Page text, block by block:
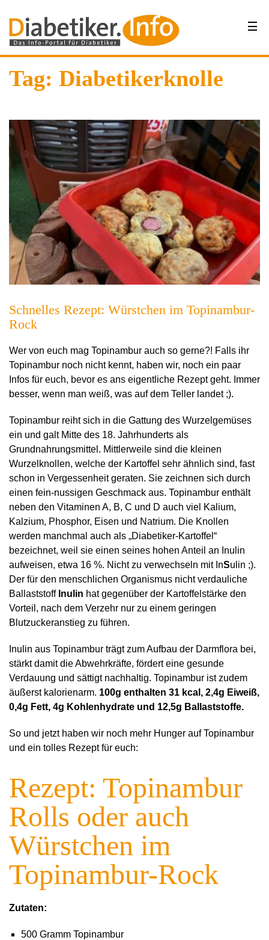
Tag: Diabetikerknolle
Schnelles Rezept: Würstchen im Topinambur-
Rock
Wer von euch mag Topinambur auch so gerne?! Falls ihr
Topinambur noch nicht kennt, haben wir, noch ein paar
Infos für euch, bevor es ans eigentliche Rezept geht. Immer
besser, wenn man weiß, was auf dem Teller landet ;).
Topinambur reiht sich in die Gattung des Wurzelgemüses
ein und galt Mitte des 18. Jahrhunderts als
Grundnahrungsmittel. Mittlerweile sind die kleinen
Wurzelknollen, welche der Kartoffel sehr ähnlich sind, fast
schon in Vergessenheit geraten. Sie zeichnen sich durch
einen fein-nussigen Geschmack aus. Topinambur enthält
neben den Vitaminen A, B, C und D auch viel Kalium,
Kalzium, Phosphor, Eisen und Natrium. Die Knollen
werden manchmal auch als „Diabetiker-Kartoffel“
bezeichnet, weil sie einen seines hohen Anteil an Inulin
aufweisen, etwa 16 %. Nicht zu verwechseln mit InSulin ;).
Der für den menschlichen Organismus nicht verdauliche
BallaststoffInulin hat gegenüber der Kartoffelstärke den
Vorteil, nach dem Verzehr nur zu einem geringen
Blutzuckeranstieg zu führen.
Inulin aus Topinambur trägt zum Aufbau der Darmflora bei,
stärkt damit die Abwehrkräfte, fördert eine gesunde
Verdauung und sättigt nachhaltig. Topinambur ist zudem
äußerst kalorienarm. 100g enthalten 31 kcal, 2,4g Eiweiß,
0,4g Fett, 4g Kohlenhydrate und 12,5g Ballaststoffe.
So und jetzt haben wir noch mehr Hunger auf Topinambur
und ein tolles Rezept für euch:
Rezept: Topinambur
Rolls oder auch
Würstchen im
Topinambur-Rock
Zutaten:
500 Gramm Topinambur